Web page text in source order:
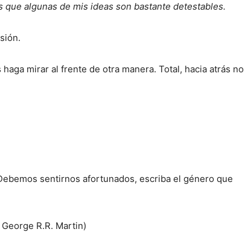
algunas de mis ideas son bastante detestables.
mirar al frente de otra manera. Total, hacia atrás no
sentirnos afortunados, escriba el género que
R.R. Martin)